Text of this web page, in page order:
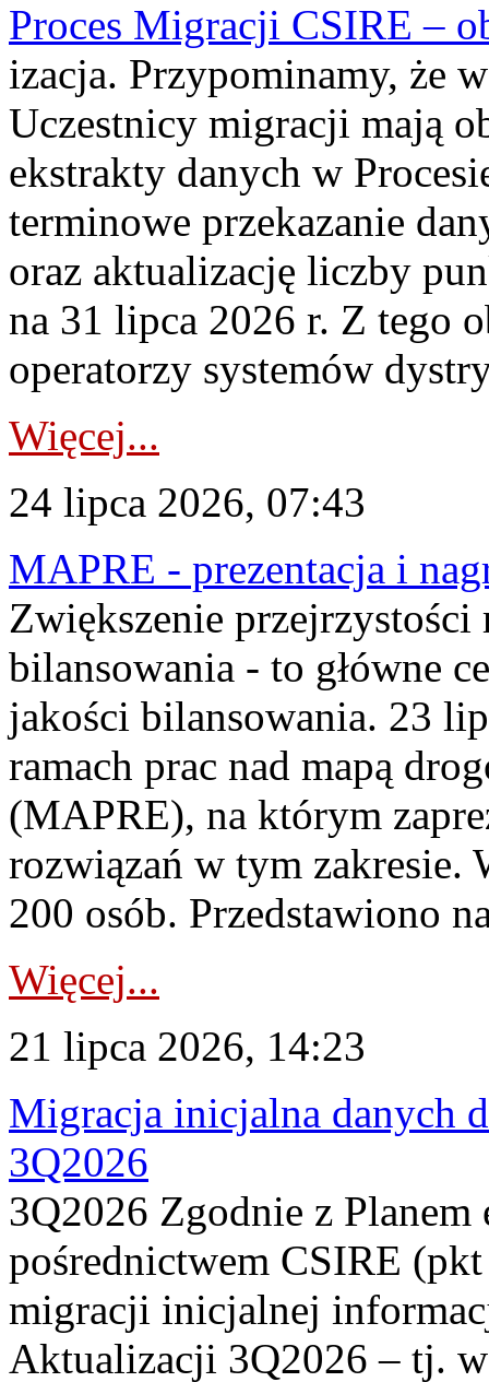
Proces Migracji CSIRE –
izacja. Przypominamy, że
Uczestnicy migracji mają
ekstrakty danych w
terminowe przekazanie
oraz aktualizację liczby
na 31 lipca 2026 r. Z tego
operatorzy systemów
Więcej...
24 lipca 2026, 07:43
MAPRE - prezentacja i
Zwiększenie
bilansowania - to główne
jakości bilansowania. 23
ramach prac nad mapą
(MAPRE), na którym
rozwiązań w tym zakresie.
200 osób. Przedstawiono
Więcej...
21 lipca 2026, 14:23
Migracja inicjalna danych
3Q2026
3Q2026 Zgodnie z
pośrednictwem CSIRE
migracji inicjalnej
Aktualizacji 3Q2026 – tj.